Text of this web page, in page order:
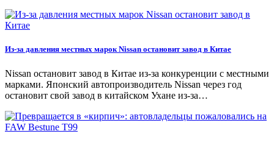
Из-за давления местных марок Nissan остановит завод в Китае
Nissan остановит завод в Китае из-за конкуренции с местными
марками. Японский автопроизводитель Nissan через год
остановит свой завод в китайском Ухане из-за…